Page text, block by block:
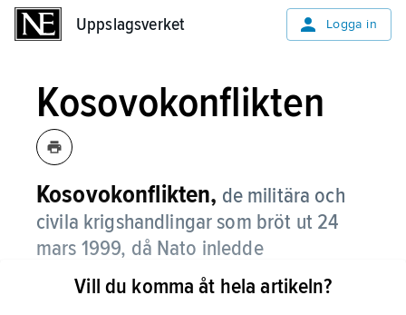
Uppslagsverket Logga in
Kosovokonflikten
Kosovokonflikten, de militära och
civila krigshandlingar som bröt ut 24
mars 1999, då Nato inledde
flygbombningar av Förbundsrepubliken
Jugoslavien, se vidarejugoslaviska
Vill du komma åt hela artikeln?